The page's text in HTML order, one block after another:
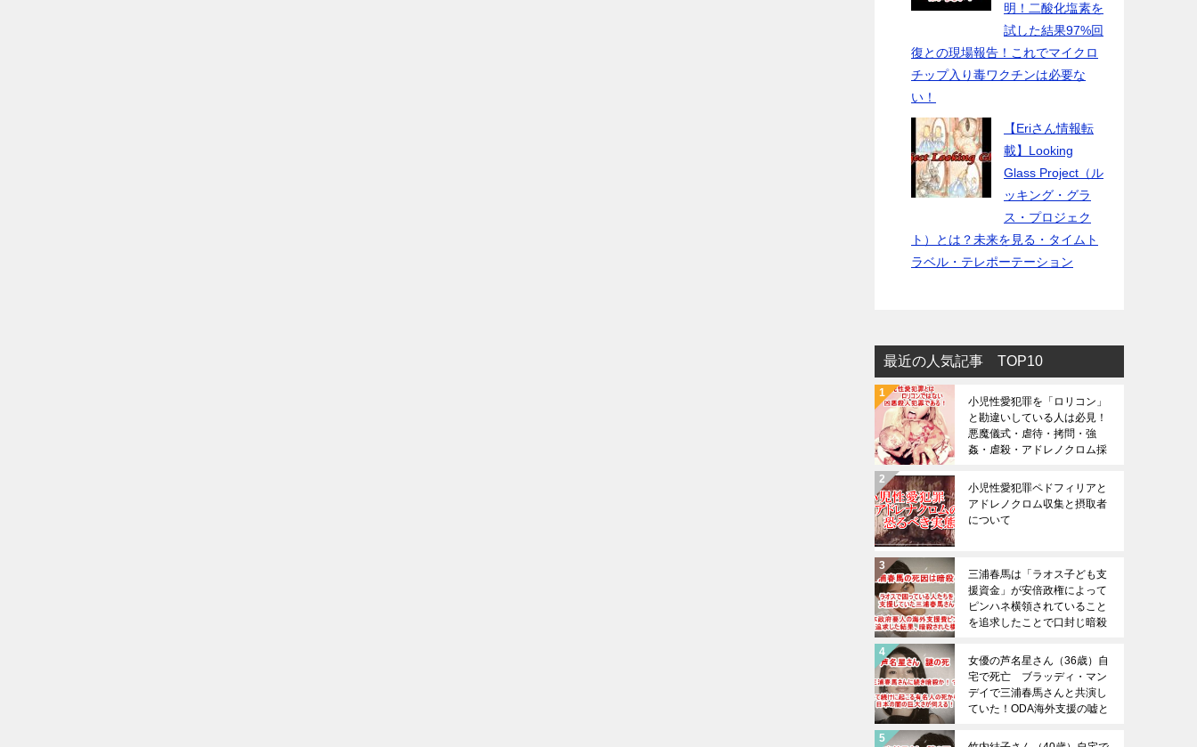
明！二酸化塩素を
試した結果97%回
復との現場報告！これでマイクロ
チップ入り毒ワクチンは必要な
い！
【Eriさん情報転
載】Looking
Glass Project（ル
ッキング・グラ
ス・プロジェク
ト）とは？未来を見る・タイムト
ラベル・テレポーテーション
最近の人気記事 TOP10
小児性愛犯罪を「ロリコン」
と勘違いしている人は必見！
悪魔儀式・虐待・拷問・強
姦・虐殺・アドレノクロム採
（※閲覧注意）
小児性愛犯罪ペドフィリアと
アドレノクロム収集と摂取者
について
三浦春馬は「ラオス子ども支
援資金」が安倍政権によって
ピンハネ横領されていること
を追求したことで口封じ暗殺
にしてはならない！！日本政
府の腐り具合は想像以上であ
る！
女優の芦名星さん（36歳）自
宅で死亡 ブラッディ・マン
デイで三浦春馬さんと共演し
ていた！ODA海外支援の嘘と